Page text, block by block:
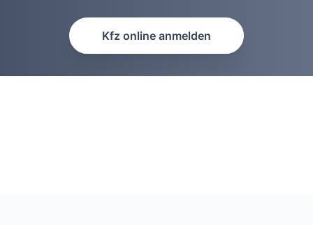
Kfz online anmelden